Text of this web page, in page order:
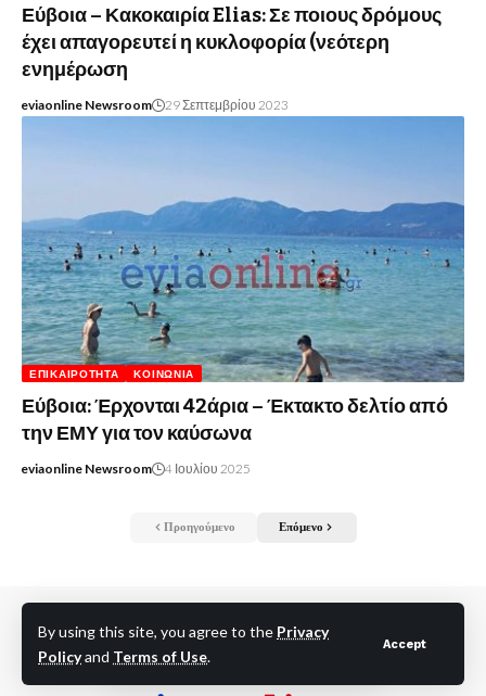
By using this site, you agree to the Privacy
Policyand Terms of Use.
Accept
Εύβοια – Κακοκαιρία Elias: Σε ποιους δρόμους
έχει απαγορευτεί η κυκλοφορία (νεότερη
ενημέρωση
eviaonline Newsroom 29 Σεπτεμβρίου 2023
ΕΠΙΚΑΙΡΌΤΗΤΑ ΚΟΙΝΩΝΊΑ
Εύβοια: Έρχονται 42άρια – Έκτακτο δελτίο από
την ΕΜΥ για τον καύσωνα
eviaonline Newsroom 4 Ιουλίου 2025
Προηγούμενο Επόμενο